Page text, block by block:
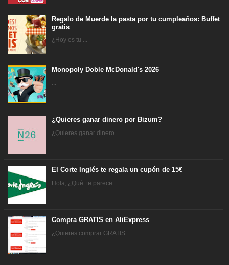
Regalo de Muerde la pasta por tu cumpleaños: Buffet
gratis
¿Hoy es tu ...
Monopoly Doble McDonald's 2026
¿Quieres ganar dinero por Bizum?
¿Quieres ganar dinero ...
El Corte Inglés te regala un cupón de 15€
Hola, ¿Qué te parece ...
Compra GRATIS en AliExpress
¿Quieres comprar GRATIS ...